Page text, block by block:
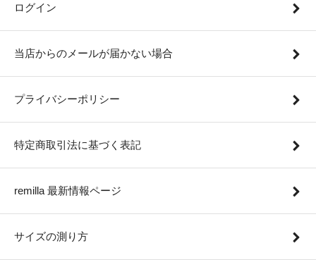
ログイン
当店からのメールが届かない場合
プライバシーポリシー
特定商取引法に基づく表記
remilla 最新情報ページ
サイズの測り方